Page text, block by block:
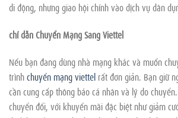
di động, nhưng giao hội chính vào dịch vụ dân
chỉ dẫn Chuyển Mạng Sang Viettel
Nếu bạn đang dùng nhà mạng khác và muốn
trìnhchuyển mạng viettel rất đơn giản. Bạn giữ
cần cung cấp thông báo cá nhân và lý do
chuyển đổi, với khuyến mãi đặc biệt như giảm